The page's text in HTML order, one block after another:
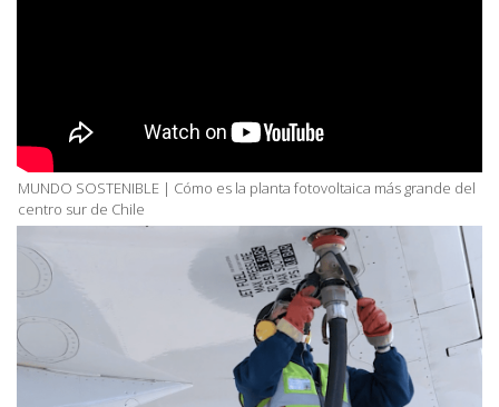
MUNDO SOSTENIBLE | Cómo es la planta fotovoltaica más grande del
centro sur de Chile